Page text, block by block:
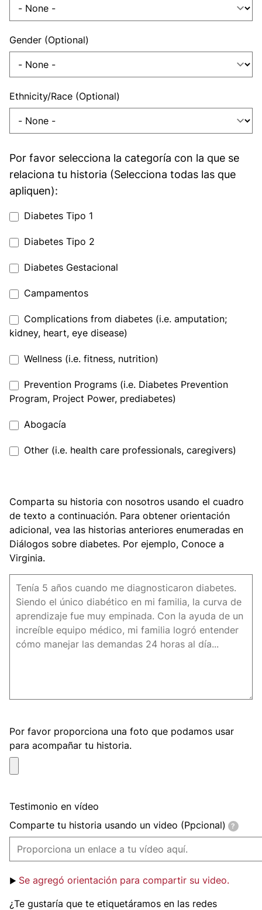
gender_optional
Gender (Optional)
ethnicity_race_optional
Ethnicity/Race (Optional)
category_types
Categoría
Por favor selecciona la categoría con la que se
relaciona tu historia (Selecciona todas las que
apliquen):
category_types[Type
Diabetes]
Diabetes Tipo 1
category_types[Type
Diabetes]
Diabetes Tipo 2
category_types[Gestational
Diabetes Gestacional
category_types[Camps]
Campamentos
category_types[Complications
from
(i.e.
kidney,
heart,
disease)]
Complications from diabetes (i.e. amputation;
kidney, heart, eye disease)
category_types[Wellness
fitness,
nutrition)]
Wellness (i.e. fitness, nutrition)
category_types[Prevention
Programs
Diabetes
Program,
prediabetes)]
Prevention Programs (i.e. Diabetes Prevention
Program, Project Power, prediabetes)
category_types[Advocacy]
Abogacía
category_types[Other
professionals,
caregivers)]
Other (i.e. health care professionals, caregivers)
bio
Bio
Comparta su historia con nosotros usando el cuadro
de texto a continuación. Para obtener orientación
adicional, vea las historias anteriores enumeradas en
Diálogos sobre diabetes. Por ejemplo, Conoce a
Virginia.
?
Por favor proporciona una foto que podamos usar
para acompañar tu historia.
Testimonio en vídeo
video_testimonial[url]
Comparte tu historia usando un video (Ppcional) ?
Se agregó orientación para compartir su video.
¿Te gustaría que te etiquetáramos en las redes